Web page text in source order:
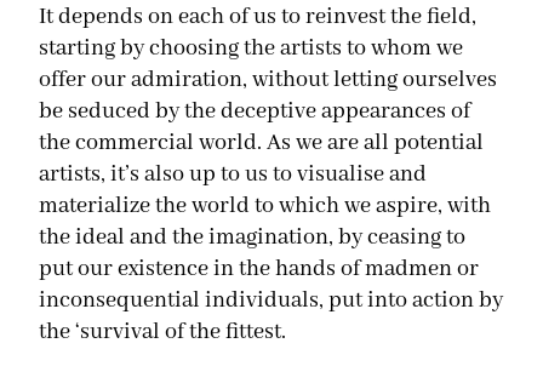
It depends on each of us to reinvest the field,
starting by choosing the artists to whom we
offer our admiration, without letting ourselves
be seduced by the deceptive appearances of
the commercial world. As we are all potential
artists, it’s also up to us to visualise and
materialize the world to which we aspire, with
the ideal and the imagination, by ceasing to
put our existence in the hands of madmen or
inconsequential individuals, put into action by
the ‘survival of the fittest.